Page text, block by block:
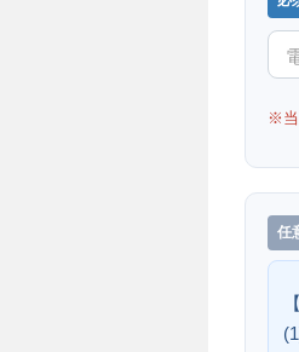
※当